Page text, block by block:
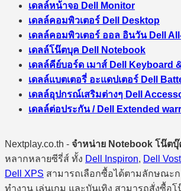
เดลล์หน้าจอ Dell Monitor
เดลล์คอมพิวเตอร์ Dell Desktop
เดลล์คอมพิวเตอร์ ออล อินวัน Dell
เดลล์โน๊ตบุค Dell Notebook
เดลล์คีย์บอร์ด เมาส์ Dell Keyboard
เดลล์แบตเตอรี่ อะแดปเตอร์ Dell
เดลล์อุปกรณ์เสริมต่างๆ Dell
เดลล์ต่อประกัน / Dell Extended
Nextplay.co.th - จำหน่าย Notebook โน๊ตบุ๊
หลากหลายซีรี่ส์ ทั้ง Dell Inspiron, Dell
Dell XPS สามารถเลือกซื้อได้ตามลักษณะก
ทำงาน เล่นเกม และบันเทิง สามารถสั่งซื้อ